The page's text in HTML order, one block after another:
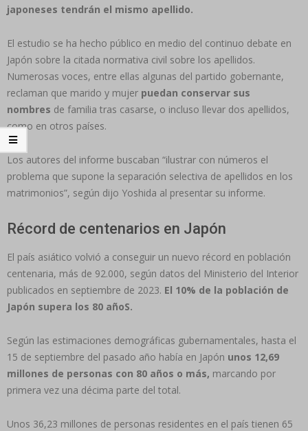
japoneses tendrán el mismo apellido.
El estudio se ha hecho público en medio del continuo debate en
Japón sobre la citada normativa civil sobre los apellidos.
Numerosas voces, entre ellas algunas del partido gobernante,
reclaman que marido y mujer puedan conservar sus
nombres de familia tras casarse, o incluso llevar dos apellidos,
como en otros países.
Los autores del informe buscaban “ilustrar con números el
problema que supone la separación selectiva de apellidos en los
matrimonios”, según dijo Yoshida al presentar su informe.
Récord de centenarios en Japón
El país asiático volvió a conseguir un nuevo récord en población
centenaria, más de 92.000, según datos del Ministerio del Interior
publicados en septiembre de 2023. El 10% de la población de
Japón supera los 80 añoS.
Según las estimaciones demográficas gubernamentales, hasta el
15 de septiembre del pasado año había en Japón unos 12,69
millones de personas con 80 años o más, marcando por
primera vez una décima parte del total.
Unos 36,23 millones de personas residentes en el país tienen 65